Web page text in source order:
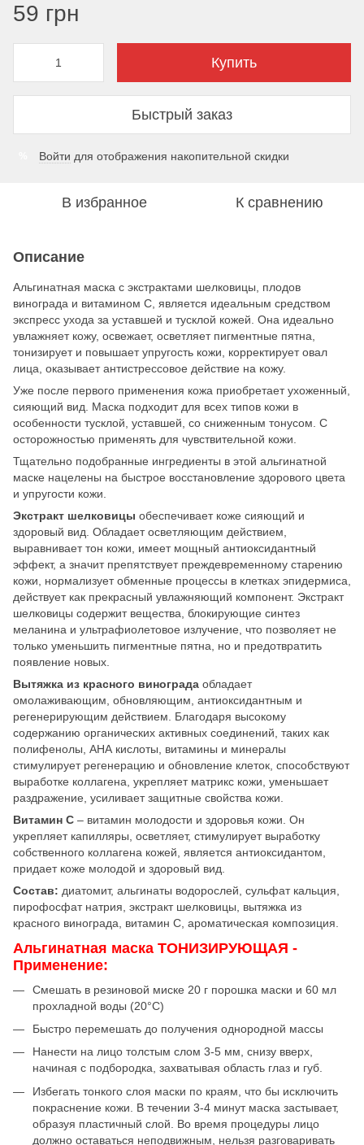
59 грн
Купить
Быстрый заказ
Войти для отображения накопительной скидки
В избранное К сравнению
Описание
Альгинатная маска с экстрактами шелковицы, плодов
винограда и витамином С, является идеальным средством
экспресс ухода за уставшей и тусклой кожей. Она идеально
увлажняет кожу, освежает, осветляет пигментные пятна,
тонизирует и повышает упругость кожи, корректирует овал
лица, оказывает антистрессовое действие на кожу.
Уже после первого применения кожа приобретает ухоженный,
сияющий вид. Маска подходит для всех типов кожи в
особенности тусклой, уставшей, со сниженным тонусом. С
осторожностью применять для чувствительной кожи.
Тщательно подобранные ингредиенты в этой альгинатной
маске нацелены на быстрое восстановление здорового цвета
и упругости кожи.
Экстракт шелковицы обеспечивает коже сияющий и
здоровый вид. Обладает осветляющим действием,
выравнивает тон кожи, имеет мощный антиоксидантный
эффект, а значит препятствует преждевременному старению
кожи, нормализует обменные процессы в клетках эпидермиса,
действует как прекрасный увлажняющий компонент. Экстракт
шелковицы содержит вещества, блокирующие синтез
меланина и ультрафиолетовое излучение, что позволяет не
только уменьшить пигментные пятна, но и предотвратить
появление новых.
Вытяжка из красного винограда обладает
омолаживающим, обновляющим, антиоксидантным и
регенерирующим действием. Благодаря высокому
содержанию органических активных соединений, таких как
полифенолы, АНА кислоты, витамины и минералы
стимулирует регенерацию и обновление клеток, способствуют
выработке коллагена, укрепляет матрикс кожи, уменьшает
раздражение, усиливает защитные свойства кожи.
Витамин С – витамин молодости и здоровья кожи. Он
укрепляет капилляры, осветляет, стимулирует выработку
собственного коллагена кожей, является антиоксидантом,
придает коже молодой и здоровый вид.
Состав: диатомит, альгинаты водорослей, сульфат кальция,
пирофосфат натрия, экстракт шелковицы, вытяжка из
красного винограда, витамин С, ароматическая композиция.
Альгинатная маска ТОНИЗИРУЮЩАЯ -
Применение:
Смешать в резиновой миске 20 г порошка маски и 60 мл
прохладной воды (20°C)
Быстро перемешать до получения однородной массы
Нанести на лицо толстым слом 3-5 мм, снизу вверх,
начиная с подбородка, захватывая область глаз и губ.
Избегать тонкого слоя маски по краям, что бы исключить
покраснение кожи. В течении 3-4 минут маска застывает,
образуя пластичный слой. Во время процедуры лицо
должно оставаться неподвижным, нельзя разговаривать